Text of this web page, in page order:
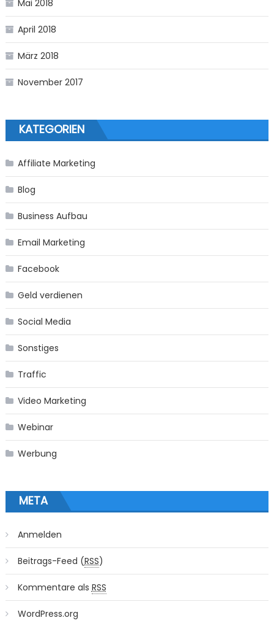
Mai 2018
April 2018
März 2018
November 2017
KATEGORIEN
Affiliate Marketing
Blog
Business Aufbau
Email Marketing
Facebook
Geld verdienen
Social Media
Sonstiges
Traffic
Video Marketing
Webinar
Werbung
META
Anmelden
Beitrags-Feed (RSS)
Kommentare als RSS
WordPress.org